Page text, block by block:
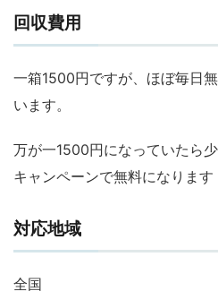
回収費用
一箱1500円ですが、ほぼ毎日
います。
万が一1500円になっていたら
キャンペーンで無料になります
対応地域
全国